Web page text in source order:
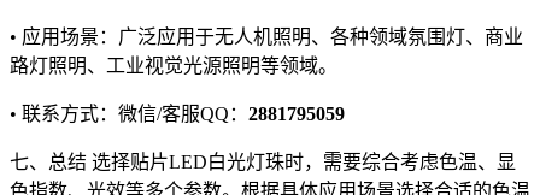
• 应用场景：广泛应用于无人机照明、各种领域氛围灯、商业
路灯照明、工业视觉光源照明等领域。
• 联系方式：微信/客服QQ： 2881795059
七、总结 选择贴片LED白光灯珠时，需要综合考虑色温、显
色指数、光效等多个参数。根据具体应用场景选择合适的色温